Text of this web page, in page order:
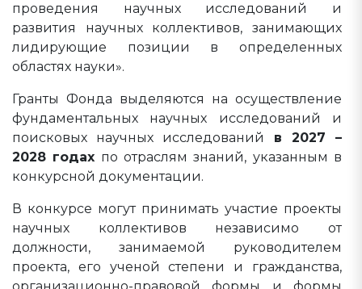
проведения научных исследований и
развития научных коллективов, занимающих
лидирующие позиции в определенных
областях науки».
Гранты Фонда выделяются на осуществление
фундаментальных научных исследований и
поисковых научных исследований в 2027 –
2028 годах по отраслям знаний, указанным в
конкурсной документации.
В конкурсе могут принимать участие проекты
научных коллективов независимо от
должности, занимаемой руководителем
проекта, его ученой степени и гражданства,